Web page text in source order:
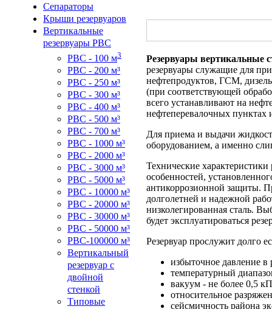
Сепараторы
Крыши резервуаров
Вертикальные
резервуары РВС
РВС - 100 м3
РВС - 200 м³
РВС - 250 м³
РВС - 300 м³
РВС - 400 м³
РВС - 500 м³
РВС - 700 м³
РВС - 1000 м³
РВС - 2000 м³
РВС - 3000 м³
РВС - 5000 м³
РВС - 10000 м³
РВС - 20000 м³
РВС - 30000 м³
РВС - 50000 м³
РВС-100000 м³
Вертикальный
резервуар с
двойной
стенкой
Типовые
Резервуары вертикальные
резервуары служащие для
нефтепродуктов, ГСМ,
(при соответствующей
всего устанавливают на
нефтеперевалочных пунктах
Для приема и выдачи
оборудованием, а именно
Технические
особенностей,
антикоррозионной защиты.
долголетней и надежной
низколегированная сталь.
будет эксплуатироваться
Резервуар прослужит долго
избыточное давление
температурный
вакуум - не более 0,5
относительное
сейсмичность района